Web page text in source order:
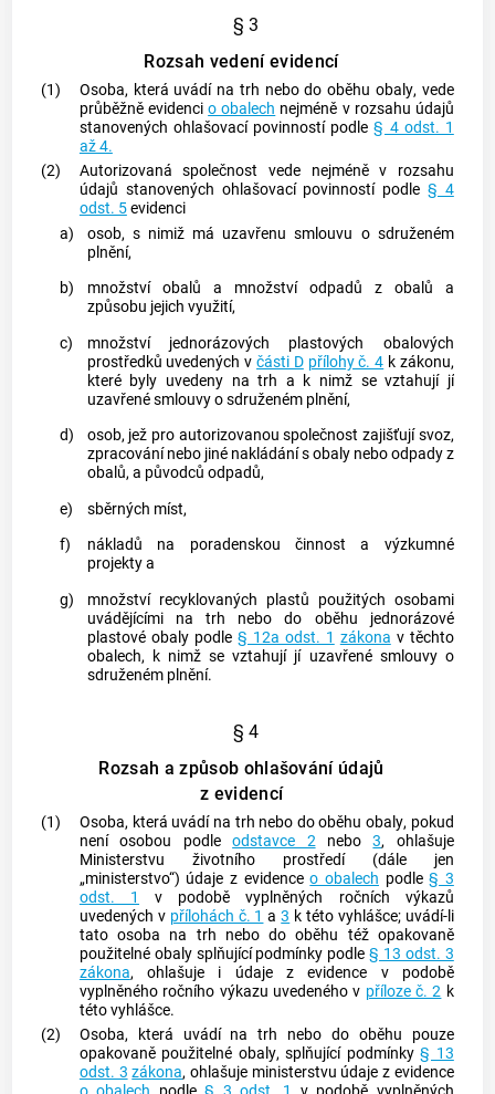
§ 3
Rozsah vedení evidencí
(1) Osoba, která uvádí na trh nebo do oběhuobaly, vede
průběžně evidencio obalech nejméně v rozsahu údajů
stanovených ohlašovací povinností podle§ 4 odst. 1
až 4.
(2)
Autorizovaná společnost vede nejméně v rozsahu
údajů stanovených ohlašovací povinností podle § 4
odst. 5evidenci
a)
osob, s nimiž má uzavřenu smlouvu o sdruženém
plnění,
b)
množství obalů a množství odpadů z obalů a
způsobu jejich využití,
c)
množství jednorázových plastových obalových
prostředků uvedených včásti D přílohy č. 4 k zákonu,
které byly uvedeny na trh a k nimž se vztahují jí
uzavřené smlouvy o sdruženém plnění,
d)
osob, jež pro autorizovanou společnost zajišťují svoz,
zpracování nebo jiné nakládání sobalynebo odpady z
obalů, a původců odpadů,
e)
sběrných míst,
f)
nákladů na poradenskou činnost a výzkumné
projekty a
g)
množství recyklovaných plastů použitých osobami
uvádějícími na trh nebo do oběhu jednorázové
plastové obalypodle § 12a odst. 1 zákona v těchto
obalech, k nimž se vztahují jí uzavřené smlouvy o
sdruženém plnění.
§ 4
Rozsah a způsob ohlašování údajů
z evidencí
(1) Osoba, která uvádí na trh nebo do oběhuobaly, pokud
není osobou podleodstavce 2nebo3, ohlašuje
Ministerstvu životního prostředí (dále jen
„ministerstvo“) údaje z evidenceo obalech podle§ 3
odst. 1
v podobě vyplněných ročních výkazů
uvedených v přílohách č. 1 a3 k této vyhlášce; uvádí-li
tato osoba na trh nebo do oběhu též opakovaně
použitelné obalysplňující podmínky podle§ 13 odst. 3
zákona, ohlašuje i údaje z evidence v podobě
vyplněného ročního výkazu uvedeného v příloze č. 2 k
této vyhlášce.
(2)
Osoba, která uvádí na trh nebo do oběhu pouze
opakovaně použitelné obaly, splňující podmínky§ 13
odst. 3 zákona, ohlašuje ministerstvu údaje z evidence